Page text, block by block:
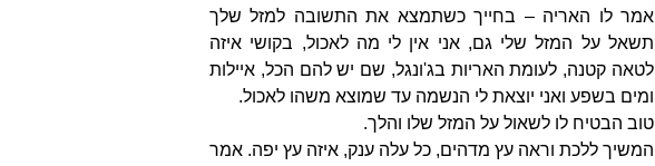
אמר לו האריה – בחייך כשתמצא את התשובה למזל שלך
תשאל על המזל שלי גם, אני אין לי מה לאכול, בקושי איזה
לטאה קטנה, לעומת האריות בג'ונגל, שם יש להם הכל, איילות
ומים בשפע ואני יוצאת לי הנשמה עד שמוצא משהו לאכול.
טוב הבטיח לו לשאול על המזל שלו והלך.
המשיך ללכת וראה עץ מדהים, כל עלה ענק, איזה עץ יפה. אמר